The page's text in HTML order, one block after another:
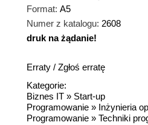
Format: A5
Numer z katalogu: 2608
druk na żądanie!
Erraty / Zgłoś erratę
Kategorie:
Biznes IT » Start-up
Programowanie » Inżynieria
Programowanie » Techniki